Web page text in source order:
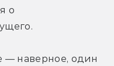
о
— наверное, один